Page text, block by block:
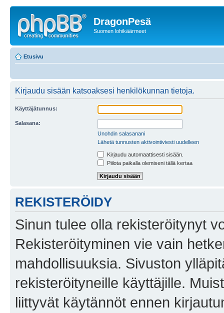
DragonPesä
Suomen lohikäärmeet
Etusivu
Kirjaudu sisään katsoaksesi henkilökunnan tietoja.
Käyttäjätunnus:
Salasana:
Unohdin salasanani
Lähetä tunnusten aktivointiviesti uudelleen
Kirjaudu automaattisesti sisään.
Piilota paikalla olemiseni tällä kertaa
REKISTERÖIDY
Sinun tulee olla rekisteröitynyt
Rekisteröityminen vie vain
mahdollisuuksia. Sivuston
rekisteröityneille käyttäjille.
liittyvät käytännöt ennen